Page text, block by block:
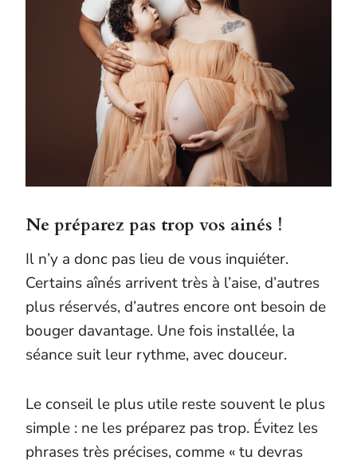
Ne préparez pas trop vos ainés !
Il n’y a donc pas lieu de vous inquiéter.
Certains aînés arrivent très à l’aise, d’autres
plus réservés, d’autres encore ont besoin de
bouger davantage. Une fois installée, la
séance suit leur rythme, avec douceur.
Le conseil le plus utile reste souvent le plus
simple : ne les préparez pas trop. Évitez les
phrases très précises, comme « tu devras